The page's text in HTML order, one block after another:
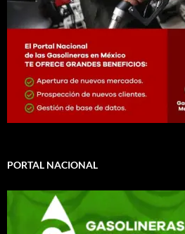
PORTAL NACIONAL